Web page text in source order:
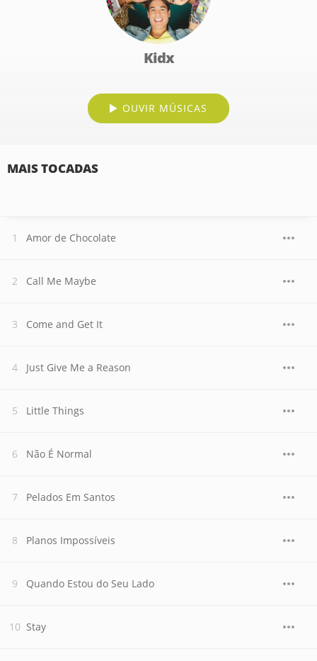
Kidx
OUVIR MÚSICAS
MAIS TOCADAS
Amor de Chocolate
Call Me Maybe
Come and Get It
Just Give Me a Reason
Little Things
Não É Normal
Pelados Em Santos
Planos Impossíveis
Quando Estou do Seu Lado
Stay